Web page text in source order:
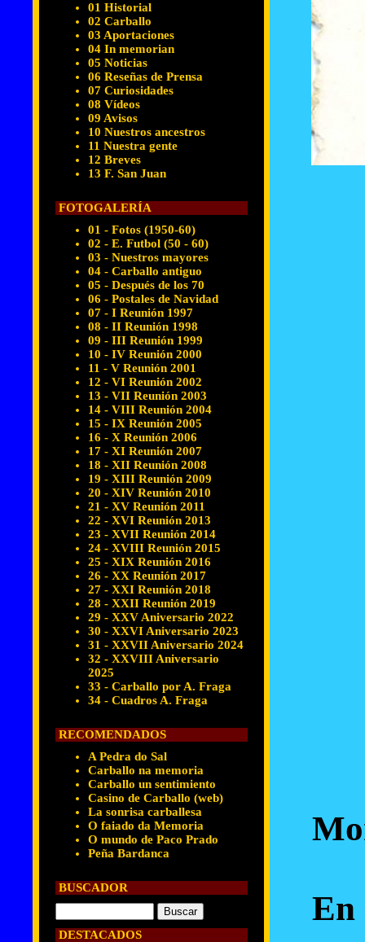
01 Historial
02 Carballo
03 Aportaciones
04 In memorian
05 Noticias
06 Reseñas de Prensa
07 Curiosidades
08 Vídeos
09 Avisos
10 Nuestros ancestros
11 Nuestra gente
12 Breves
13 F. San Juan
FOTOGALERÍA
01 - Fotos (1950-60)
02 - E. Futbol (50 - 60)
03 - Nuestros mayores
04 - Carballo antiguo
05 - Después de los 70
06 - Postales de Navidad
07 - I Reunión 1997
08 - II Reunión 1998
09 - III Reunión 1999
10 - IV Reunión 2000
11 - V Reunión 2001
12 - VI Reunión 2002
13 - VII Reunión 2003
14 - VIII Reunión 2004
15 - IX Reunión 2005
16 - X Reunión 2006
17 - XI Reunión 2007
18 - XII Reunión 2008
19 - XIII Reunión 2009
20 - XIV Reunión 2010
21 - XV Reunión 2011
22 - XVI Reunión 2013
23 - XVII Reunión 2014
24 - XVIII Reunión 2015
25 - XIX Reunión 2016
26 - XX Reunión 2017
27 - XXI Reunión 2018
28 - XXII Reunión 2019
29 - XXV Aniversario 2022
30 - XXVI Aniversario 2023
31 - XXVII Aniversario 2024
32 - XXVIII Aniversario
2025
33 - Carballo por A. Fraga
34 - Cuadros A. Fraga
RECOMENDADOS
A Pedra do Sal
Carballo na memoria
Carballo un sentimiento
Casino de Carballo (web)
La sonrisa carballesa
O faiado da Memoria
O mundo de Paco Prado
Peña Bardanca
BUSCADOR
DESTACADOS
En